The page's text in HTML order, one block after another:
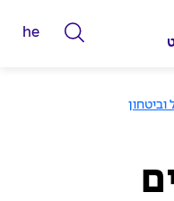
ה
he
וביטחון